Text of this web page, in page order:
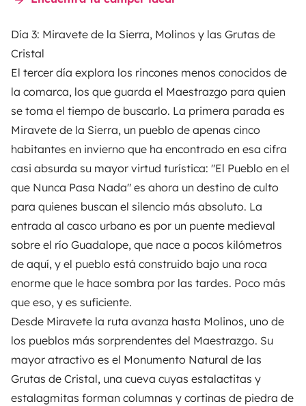
Día 3: Miravete de la Sierra, Molinos y las Grutas de
Cristal
El tercer día explora los rincones menos conocidos de
la comarca, los que guarda el Maestrazgo para quien
se toma el tiempo de buscarlo. La primera parada es
Miravete de la Sierra, un pueblo de apenas cinco
habitantes en invierno que ha encontrado en esa cifra
casi absurda su mayor virtud turística: "El Pueblo en el
que Nunca Pasa Nada" es ahora un destino de culto
para quienes buscan el silencio más absoluto. La
entrada al casco urbano es por un puente medieval
sobre el río Guadalope, que nace a pocos kilómetros
de aquí, y el pueblo está construido bajo una roca
enorme que le hace sombra por las tardes. Poco más
que eso, y es suficiente.
Desde Miravete la ruta avanza hasta Molinos, uno de
los pueblos más sorprendentes del Maestrazgo. Su
mayor atractivo es el Monumento Natural de las
Grutas de Cristal, una cueva cuyas estalactitas y
estalagmitas forman columnas y cortinas de piedra de